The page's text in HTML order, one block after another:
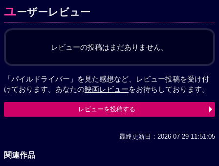
ユーザーレビュー
レビューの投稿はまだありません。
「パイルドライバー」を見た感想など、レビュー投稿を受け付
けております。あなたの映画レビューをお待ちしております。
レビューを投稿する
最終更新日：2026-07-29 11:51:05
関連作品